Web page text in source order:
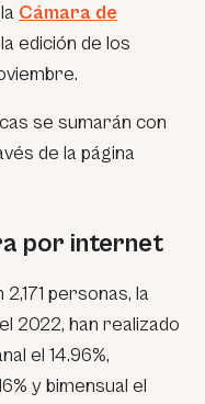
Cámara de
edición de los
se sumarán con
de la página
por internet
personas, la
2022, han realizado
el 14.96%,
y bimensual el